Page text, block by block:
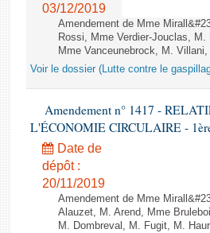
03/12/2019
Amendement de Mme
Rossi, Mme Verdier-Jouclas,
Mme Vanceunebrock, M.
Voir le dossier (Lutte contre le
Amendement n° 1417 -
L'ÉCONOMIE CIRCULAIRE -
Date de
dépôt :
20/11/2019
Amendement de Mme
Alauzet, M. Arend, Mme
M. Dombreval, M. Fugit, M.